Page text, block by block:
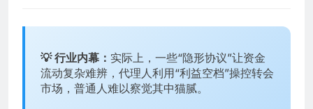
💡 行业内幕： 实际上，一些“隐形协议”让资金
流动复杂难辨，代理人利用“利益空档”操控转会
市场，普通人难以察觉其中猫腻。